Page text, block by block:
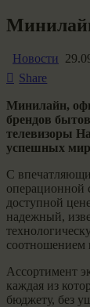
Новости
Share
​Минилайн,
брендов
телевизоры
успешных
​С
операционной
доступной
надежный,
соотношением
​Ассортимент
каждая из
бюджету, без